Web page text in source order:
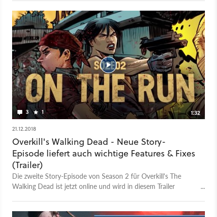
3 1
1:32
21.12.2018
Overkill's Walking Dead - Neue Story-
Episode liefert auch wichtige Features & Fixes
(Trailer)
Die zweite Story-Episode von Season 2 für Overkill's The
Walking Dead ist jetzt online und wird in diesem Trailer